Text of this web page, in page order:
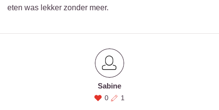
eten was lekker zonder meer.
Sabine
0 1